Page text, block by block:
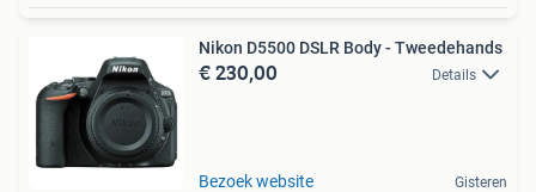
Nikon D5500 DSLR Body - Tweedehands
€ 230,00 Details
Bezoek website Gisteren